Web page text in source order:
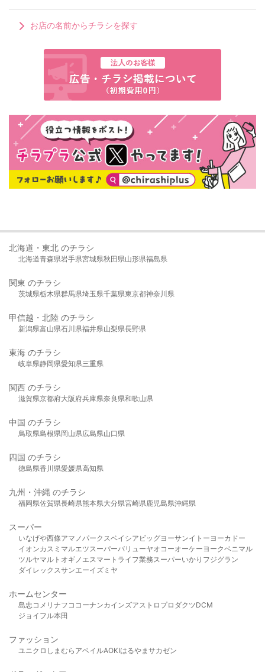
お店の名前からチラシを探す
北海道・東北 のチラシ
北海道青森県岩手県宮城県秋田県山形県福島県
関東 のチラシ
茨城県栃木県群馬県埼玉県千葉県東京都神奈川県
甲信越・北陸 のチラシ
新潟県富山県石川県福井県山梨県長野県
東海 のチラシ
岐阜県静岡県愛知県三重県
関西 のチラシ
滋賀県京都府大阪府兵庫県奈良県和歌山県
中国 のチラシ
鳥取県島根県岡山県広島県山口県
四国 のチラシ
徳島県香川県愛媛県高知県
九州・沖縄 のチラシ
福岡県佐賀県長崎県熊本県大分県宮崎県鹿児島県沖縄県
スーパー
いなげや西條アマノパークスベイシア ビッグヨーサンイトーヨーカドー
イオンカスミ マルエツスーパーバリューヤオコーオーケー ヨークベニマル
ツルヤマルト オギノ エスマート ライフ業務スーパーいかり フジグラン
ダイレックスサンエーイズミヤ
ホームセンター
島忠 コメリ ナフコ コーナンカインズアストロプロダクツDCM
ジョイフル本田
ファッション
ユニクロ しまむら アベイルAOKIはるやま サカゼン